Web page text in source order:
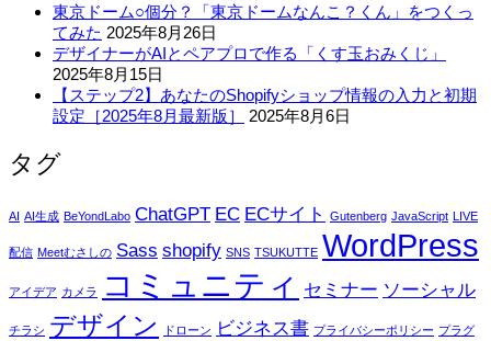
東京ドーム○個分？「東京ドームなんこ？くん」をつくっ
てみた 2025年8月26日
デザイナーがAIとペアプロで作る「くす玉おみくじ」
2025年8月15日
【ステップ2】あなたのShopifyショップ情報の入力と初期
設定［2025年8月最新版］
2025年8月6日
タグ
AI AI生成 BeYondLabo ChatGPT EC ECサイト Gutenberg JavaScript LIVE
配信 Meetむさしの Sass shopify SNS TSUKUTTE WordPress
アイデア カメラ コミュニティ セミナー ソーシャル
チラシ デザイン ドローン ビジネス書 プライバシーポリシー プラグ